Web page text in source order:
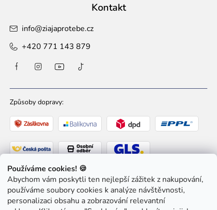
Používáme cookies! 🍪
Abychom vám poskytli ten nejlepší zážitek z nakupování,
používáme soubory cookies k analýze návštěvnosti,
personalizaci obsahu a zobrazování relevantní
Kontakt
info@ziajaprotebe.cz
+420 771 143 879
Způsoby dopravy:
Způsoby platby: